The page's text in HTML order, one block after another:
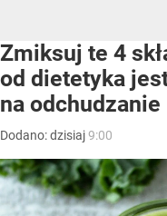
Zmiksuj te 4
od dietetyka
na odchudzanie
Dodano:dzisiaj9:00